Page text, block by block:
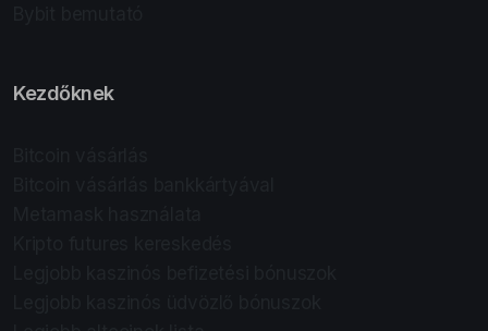
Kezdőknek